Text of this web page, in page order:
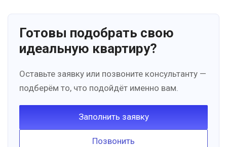
Готовы подобрать свою
идеальную квартиру?
Оставьте заявку или позвоните консультанту —
подберём то, что подойдёт именно вам.
Заполнить заявку
Позвонить